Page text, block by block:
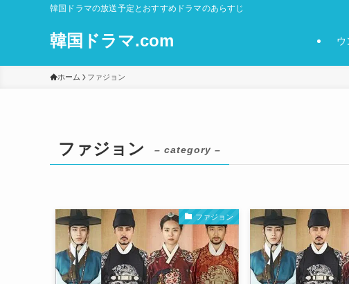
韓国ドラマの放送予定とおすすめドラマのあらすじ
韓国ドラマ.com ウ
ホーム ファジョン
ファジョン – category –
ファジョン